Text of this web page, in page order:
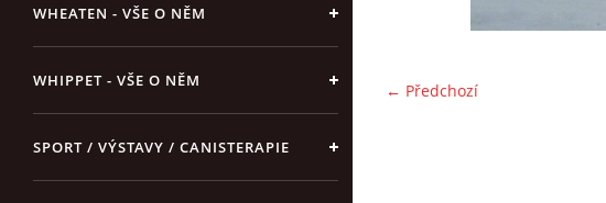
WHEATEN - VŠE O NĚM
WHIPPET - VŠE O NĚM
SPORT / VÝSTAVY / CANISTERAPIE
← Předchozí